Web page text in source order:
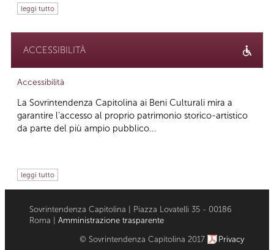
leggi tutto
ACCESSIBILITÀ
Accessibilità
La Sovrintendenza Capitolina ai Beni Culturali mira a
garantire l’accesso al proprio patrimonio storico-artistico
da parte del più ampio pubblico...
leggi tutto
Sovrintendenza Capitolina | Piazza Lovatelli 35 - 00186
Roma | Amministrazione trasparente
© Sovrintendenza Capitolina 2017 Privacy